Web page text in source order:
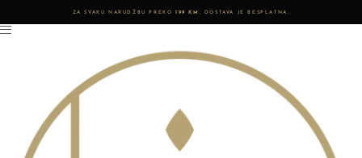
ZA SVAKU NARUDŽBU PREKO 199 KM , DOSTAVA JE BESPLATNA.